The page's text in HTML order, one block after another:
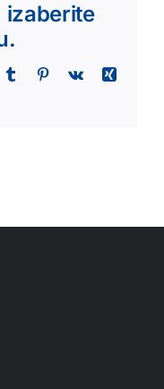
izaberite
Tumblr Pinterest
Vk
Xing